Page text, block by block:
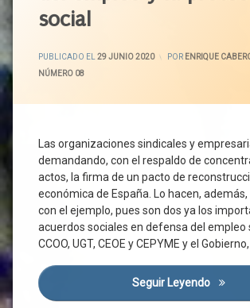
social
PUBLICADO EL 29 JUNIO 2020
6
POR ENRIQUE
CATEGORÍAS:
NÚMERO 08
Las organizaciones sindicales y
demandando, con el respaldo de
actos, la firma de un pacto de
económica de España. Lo hacen,
con el ejemplo, pues son dos ya los
acuerdos sociales en defensa del empleo
CCOO, UGT, CEOE y CEPYME y el Gobierno,
Seguir Leyendo
Autónomos
CCOO
COCECA
Comisión Para
La
Concentraciones
Congreso
Cotización
Covid-
19